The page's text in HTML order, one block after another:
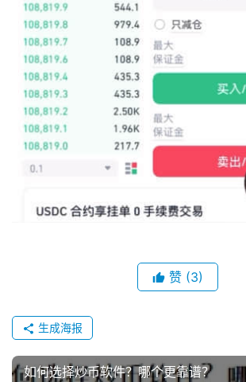
赞 (3)
生成海报
如何选择炒币软件？哪个更靠谱？